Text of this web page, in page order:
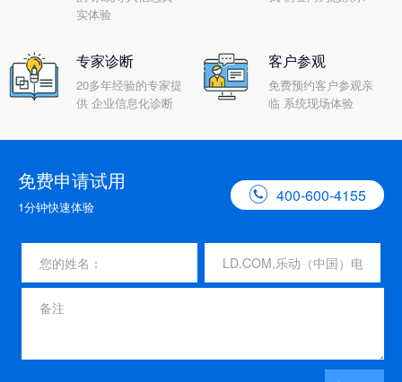
实体验
专家诊断
20多年经验的专家提
供 企业信息化诊断
客户参观
免费预约客户参观亲
临 系统现场体验
免费申请试用
1分钟快速体验
 400-600-4155